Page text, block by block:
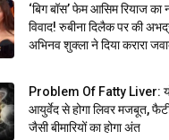
‘बिग बॉस’ फेम आसिम रियाज का
विवाद! रुबीना दिलैक पर की
अभिनव शुक्ला ने दिया करारा
Problem Of Fatty Liver:
आयुर्वेद से होगा लिवर मजबूत,
जैसी बीमारियों का होगा अंत